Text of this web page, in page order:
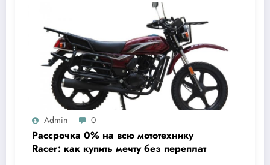
Admin 0
Рассрочка 0% на всю мототехнику
Racer: как купить мечту без переплат